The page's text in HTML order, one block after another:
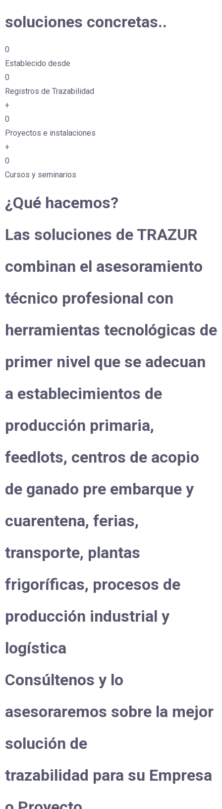
soluciones concretas..
0
Establecido desde
0
Registros de Trazabilidad
+
0
Proyectos e instalaciones
+
0
Cursos y seminarios
¿Qué hacemos?
Las soluciones de TRAZUR
combinan el asesoramiento
técnico profesional con
herramientas tecnológicas de
primer nivel que se adecuan
a establecimientos de
producción primaria,
feedlots, centros de acopio
de ganado pre embarque y
cuarentena, ferias,
transporte, plantas
frigoríficas, procesos de
producción industrial y
logística
Consúltenos y lo
asesoraremos sobre la mejor
solución de
trazabilidad para su Empresa